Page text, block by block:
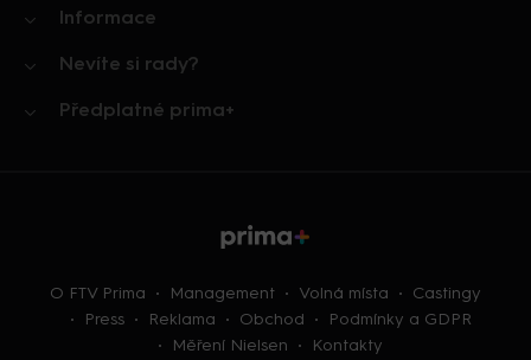
Informace
Nevíte si rady?
Předplatné prima+
O FTV Prima Management Volná místa
Castingy
Press
Reklama Obchod
Podmínky a GDPR
Měření Nielsen
Kontakty